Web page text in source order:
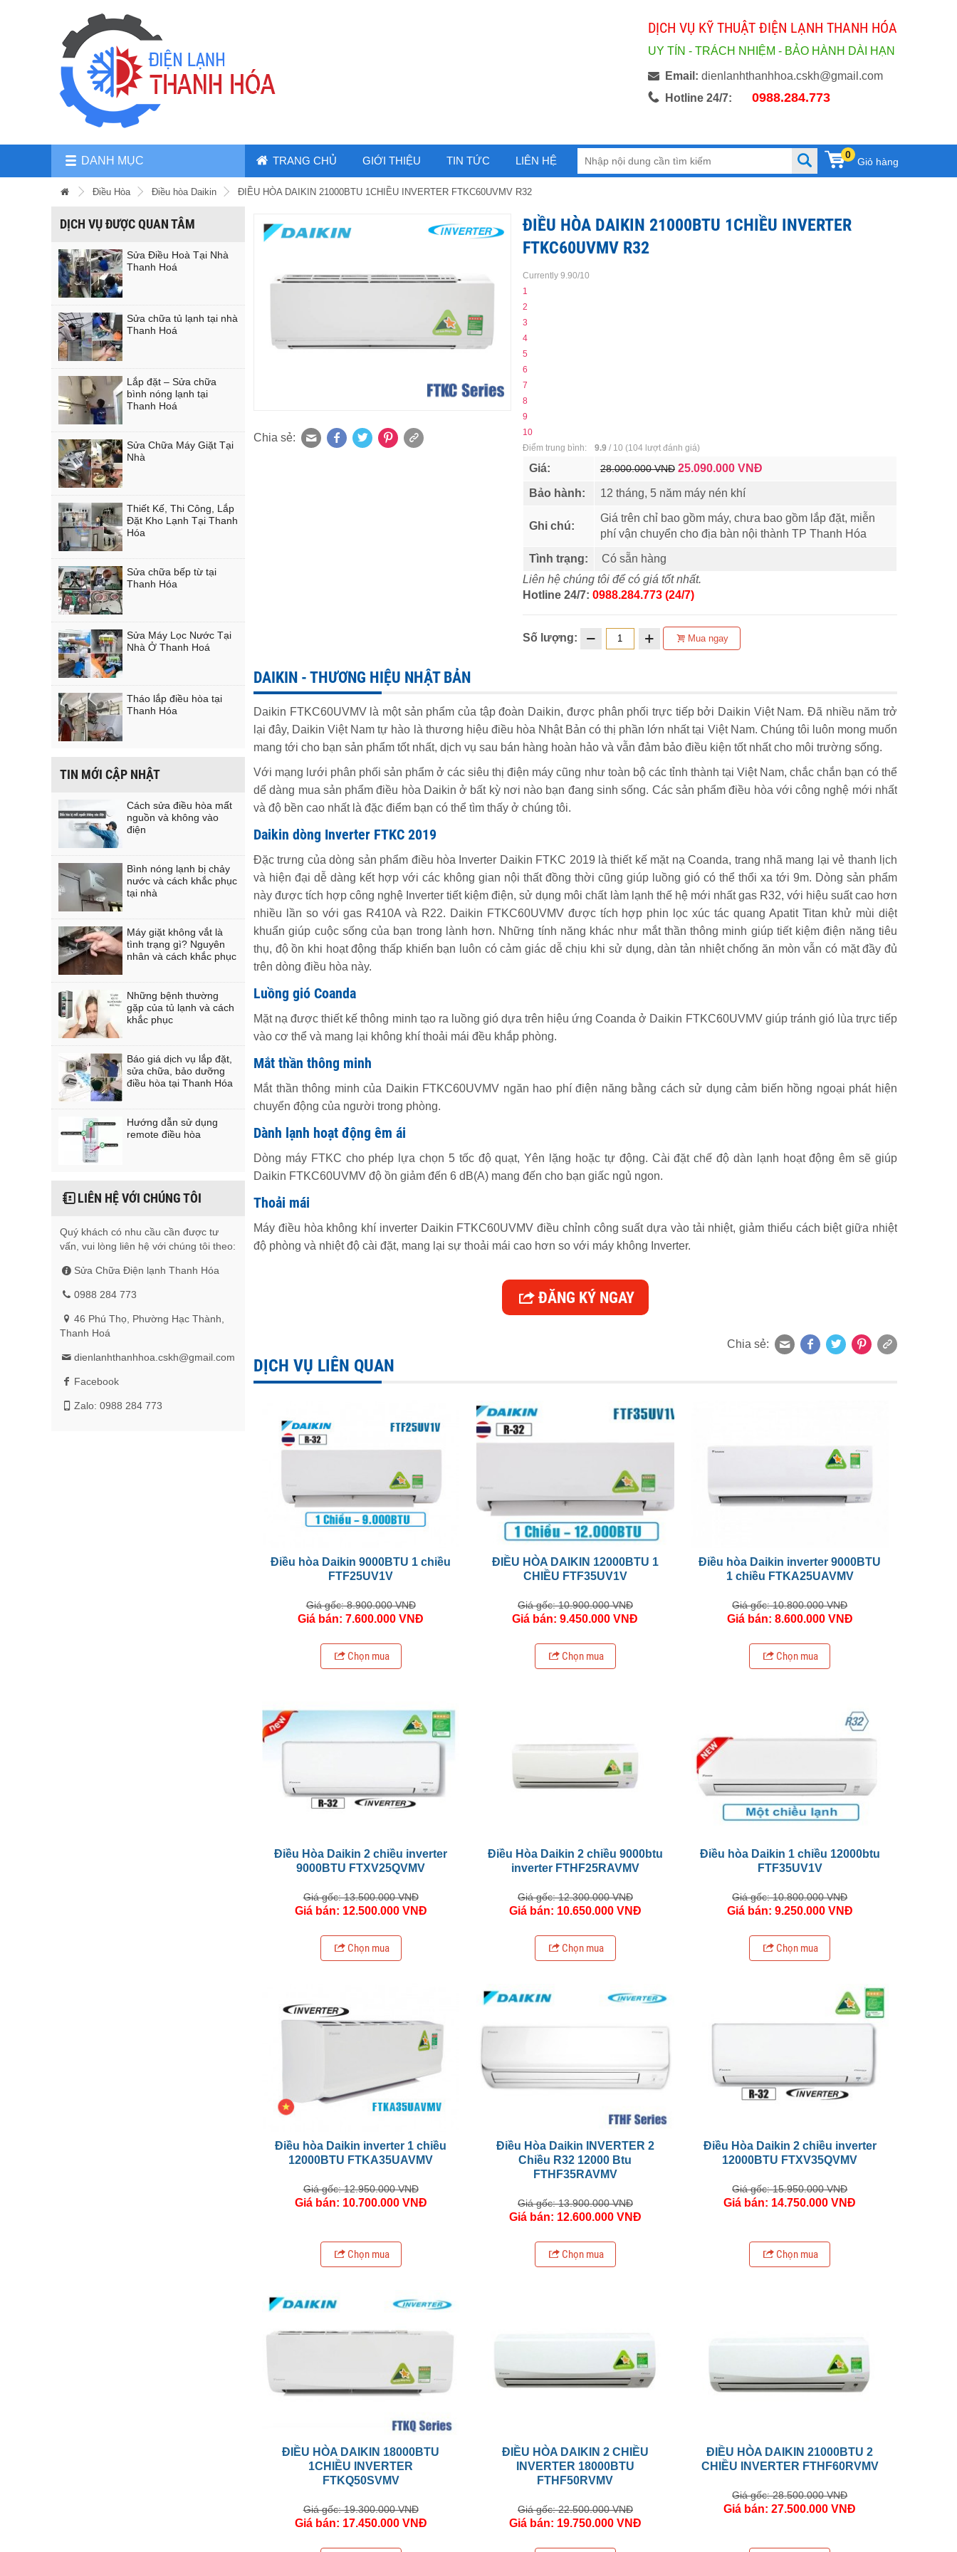
DỊCH VỤ KỸ THUẬT ĐIỆN LẠNH THANH HÓA
UY TÍN - TRÁCH NHIỆM - BẢO HÀNH DÀI HẠN
Email: dienlanhthanhhoa.cskh@gmail.com
Hotline 24/7:
0988.284.773
DANH MỤC TRANG CHỦ GIỚI THIỆU TIN TỨC LIÊN HỆ 0
Giỏ hàng
Điều Hòa Điều hòa Daikin ĐIỀU HÒA DAIKIN 21000BTU 1CHIỀU INVERTER FTKC60UVMV R32
DỊCH VỤ ĐƯỢC QUAN TÂM
Sửa Điều Hoà Tại Nhà
Thanh Hoá
Sửa chữa tủ lạnh tại nhà
Thanh Hoá
Lắp đặt – Sửa chữa
bình nóng lạnh tại
Thanh Hoá
Sửa Chữa Máy Giặt Tại
Nhà
Thiết Kế, Thi Công, Lắp
Đặt Kho Lạnh Tại Thanh
Hóa
Sửa chữa bếp từ tại
Thanh Hóa
Sửa Máy Lọc Nước Tại
Nhà Ở Thanh Hoá
Tháo lắp điều hòa tại
Thanh Hóa
TIN MỚI CẬP NHẬT
Cách sửa điều hòa mất
nguồn và không vào
điện
Bình nóng lạnh bị chảy
nước và cách khắc phục
tại nhà
Máy giặt không vắt là
tình trạng gì? Nguyên
nhân và cách khắc phục
Những bệnh thường
gặp của tủ lạnh và cách
khắc phục
Báo giá dịch vụ lắp đặt,
sửa chữa, bảo dưỡng
điều hòa tại Thanh Hóa
Hướng dẫn sử dụng
remote điều hòa
LIÊN HỆ VỚI CHÚNG TÔI
Quý khách có nhu cầu cần được tư
vấn, vui lòng liên hệ với chúng tôi theo:
Sửa Chữa Điện lạnh Thanh Hóa
0988 284 773
46 Phú Thọ, Phường Hạc Thành,
Thanh Hoá
dienlanhthanhhoa.cskh@gmail.com
Facebook
Zalo: 0988 284 773
Chia sẻ:
ĐIỀU HÒA DAIKIN 21000BTU 1CHIỀU INVERTER
FTKC60UVMV R32
Currently 9.90/10
1
2
3
4
5
6
7
8
9
10
Điểm trung bình:
9.9 / 10 (104lượt đánh giá)
Giá: 28.000.000 VNĐ 25.090.000 VNĐ
Bảo hành: 12 tháng, 5 năm máy nén khí
Ghi chú:
Giá trên chỉ bao gồm máy, chưa bao gồm lắp đặt, miễn
phí vận chuyển cho địa bàn nội thành TP Thanh Hóa
Tình trạng:
Có sẵn hàng
Liên hệ chúng tôi để có giá tốt nhất.
Hotline 24/7: 0988.284.773 (24/7)
Số lượng: Mua ngay
DAIKIN - THƯƠNG HIỆU NHẬT BẢN
Daikin FTKC60UVMV là một sản phẩm của tập đoàn Daikin, được phân phối trực tiếp bởi Daikin Việt Nam. Đã nhiều năm trở
lại đây, Daikin Việt Nam tự hào là thương hiệu điều hòa Nhật Bản có thị phần lớn nhất tại Việt Nam. Chúng tôi luôn mong muốn
mang tới cho bạn sản phẩm tốt nhất, dịch vụ sau bán hàng hoàn hảo và vẫn đảm bảo điều kiện tốt nhất cho môi trường sống.
Với mạng lưới phân phối sản phẩm ở các siêu thị điện máy cũng như toàn bộ các tỉnh thành tại Việt Nam, chắc chắn bạn có thể
dể dàng mua sản phẩm điều hòa Daikin ở bất kỳ nơi nào bạn đang sinh sống. Các sản phẩm điều hòa với công nghệ mới nhất
và độ bền cao nhất là đặc điểm bạn có thể tìm thấy ở chúng tôi.
Daikin dòng Inverter FTKC 2019
Đặc trưng của dòng sản phẩm điều hòa Inverter Daikin FTKC 2019 là thiết kế mặt nạ Coanda, trang nhã mang lại vẻ thanh lịch
và hiện đại dễ dàng kết hợp với các không gian nội thất đồng thời cũng giúp luồng gió có thể thổi xa tới 9m. Dòng sản phẩm
này được tích hợp công nghệ Inverter tiết kiệm điện, sử dụng môi chất làm lạnh thế hệ mới nhất gas R32, với hiệu suất cao hơn
nhiều lần so với gas R410A và R22. Daikin FTKC60UVMV được tích hợp phin lọc xúc tác quang Apatit Titan khử mùi diệt
khuẩn giúp cuộc sống của bạn trong lành hơn. Những tính năng khác như mắt thần thông minh giúp tiết kiệm điện năng tiêu
thụ, độ ồn khi hoạt động thấp khiến bạn luôn có cảm giác dễ chịu khi sử dụng, dàn tản nhiệt chống ăn mòn vẫn có mặt đầy đủ
trên dòng điều hòa này.
Luồng gió Coanda
Mặt nạ được thiết kế thông minh tạo ra luồng gió dựa trên hiệu ứng Coanda ở Daikin FTKC60UVMV giúp tránh gió lùa trực tiếp
vào cơ thể và mang lại không khí thoải mái đều khắp phòng.
Mắt thần thông minh
Mắt thần thông minh của Daikin FTKC60UVMV ngăn hao phí điện năng bằng cách sử dụng cảm biến hồng ngoại phát hiện
chuyển động của người trong phòng.
Dành lạnh hoạt động êm ái
Dòng máy FTKC cho phép lựa chọn 5 tốc độ quạt, Yên lặng hoặc tự động. Cài đặt chế độ dàn lạnh hoạt động êm sẽ giúp
Daikin FTKC60UVMV độ ồn giảm đến 6 dB(A) mang đến cho bạn giấc ngủ ngon.
Thoải mái
Máy điều hòa không khí inverter Daikin FTKC60UVMV điều chỉnh công suất dựa vào tải nhiệt, giảm thiểu cách biệt giữa nhiệt
độ phòng và nhiệt độ cài đặt, mang lại sự thoải mái cao hơn so với máy không Inverter.
ĐĂNG KÝ NGAY
Chia sẻ:
DỊCH VỤ LIÊN QUAN
Điều hòa Daikin 9000BTU 1 chiều
FTF25UV1V
Giá gốc: 8.900.000 VNĐ
Giá bán: 7.600.000 VNĐ
Chọn mua
ĐIỀU HÒA DAIKIN 12000BTU 1
CHIỀU FTF35UV1V
Giá gốc: 10.900.000 VNĐ
Giá bán: 9.450.000 VNĐ
Chọn mua
Điều hòa Daikin inverter 9000BTU
1 chiều FTKA25UAVMV
Giá gốc: 10.800.000 VNĐ
Giá bán: 8.600.000 VNĐ
Chọn mua
Điều Hòa Daikin 2 chiều inverter
9000BTU FTXV25QVMV
Giá gốc: 13.500.000 VNĐ
Giá bán: 12.500.000 VNĐ
Chọn mua
Điều Hòa Daikin 2 chiều 9000btu
inverter FTHF25RAVMV
Giá gốc: 12.300.000 VNĐ
Giá bán: 10.650.000 VNĐ
Chọn mua
Điều hòa Daikin 1 chiều 12000btu
FTF35UV1V
Giá gốc: 10.800.000 VNĐ
Giá bán: 9.250.000 VNĐ
Chọn mua
Điều hòa Daikin inverter 1 chiều
12000BTU FTKA35UAVMV
Giá gốc: 12.950.000 VNĐ
Giá bán: 10.700.000 VNĐ
Chọn mua
Điều Hòa Daikin INVERTER 2
Chiều R32 12000 Btu
FTHF35RAVMV
Giá gốc: 13.900.000 VNĐ
Giá bán: 12.600.000 VNĐ
Chọn mua
Điều Hòa Daikin 2 chiều inverter
12000BTU FTXV35QVMV
Giá gốc: 15.950.000 VNĐ
Giá bán: 14.750.000 VNĐ
Chọn mua
ĐIỀU HÒA DAIKIN 18000BTU
1CHIỀU INVERTER
FTKQ50SVMV
Giá gốc: 19.300.000 VNĐ
Giá bán: 17.450.000 VNĐ
ĐIỀU HÒA DAIKIN 2 CHIỀU
INVERTER 18000BTU
FTHF50RVMV
Giá gốc: 22.500.000 VNĐ
Giá bán: 19.750.000 VNĐ
ĐIỀU HÒA DAIKIN 21000BTU 2
CHIỀU INVERTER FTHF60RVMV
Giá gốc: 28.500.000 VNĐ
Giá bán: 27.500.000 VNĐ